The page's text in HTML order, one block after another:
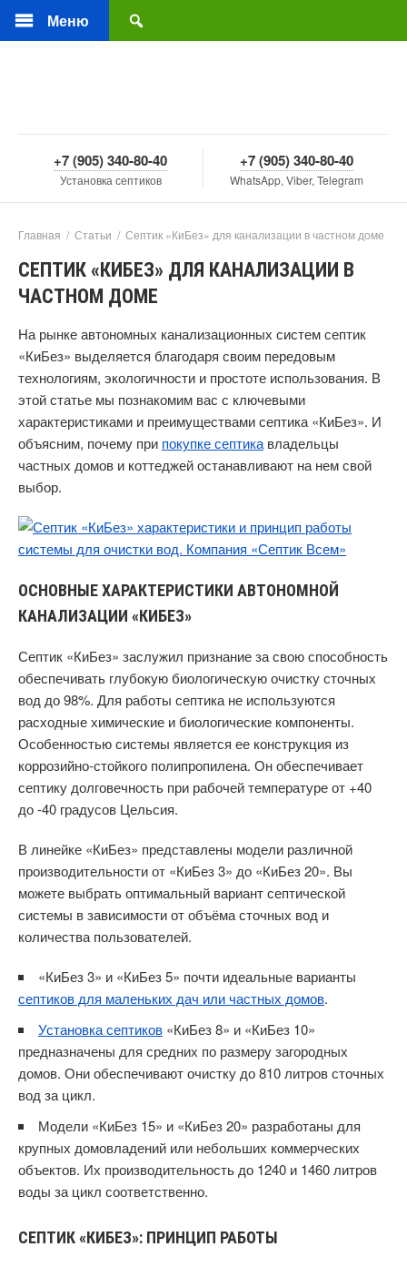
Меню
+7 (905) 340-80-40
Установка септиков
+7 (905) 340-80-40
WhatsApp, Viber, Telegram
Главная / Статьи / Септик «КиБез» для канализации в частном доме
СЕПТИК «КИБЕЗ» ДЛЯ КАНАЛИЗАЦИИ В
ЧАСТНОМ ДОМЕ
На рынке автономных канализационных систем септик
«КиБез» выделяется благодаря своим передовым
технологиям, экологичности и простоте использования. В
этой статье мы познакомим вас с ключевыми
характеристиками и преимуществами септика «КиБез». И
объясним, почему при покупке септика владельцы
частных домов и коттеджей останавливают на нем свой
выбор.
ОСНОВНЫЕ ХАРАКТЕРИСТИКИ АВТОНОМНОЙ
КАНАЛИЗАЦИИ «КИБЕЗ»
Септик «КиБез» заслужил признание за свою способность
обеспечивать глубокую биологическую очистку сточных
вод до 98%. Для работы септика не используются
расходные химические и биологические компоненты.
Особенностью системы является ее конструкция из
коррозийно-стойкого полипропилена. Он обеспечивает
септику долговечность при рабочей температуре от +40
до -40 градусов Цельсия.
В линейке «КиБез» представлены модели различной
производительности от «КиБез 3» до «КиБез 20». Вы
можете выбрать оптимальный вариант септической
системы в зависимости от объёма сточных вод и
количества пользователей.
«КиБез 3» и «КиБез 5» почти идеальные варианты
септиков для маленьких дач или частных домов.
Установка септиков «КиБез 8» и «КиБез 10»
предназначены для средних по размеру загородных
домов. Они обеспечивают очистку до 810 литров сточных
вод за цикл.
Модели «КиБез 15» и «КиБез 20» разработаны для
крупных домовладений или небольших коммерческих
объектов. Их производительность до 1240 и 1460 литров
воды за цикл соответственно.
СЕПТИК «КИБЕЗ»: ПРИНЦИП РАБОТЫ